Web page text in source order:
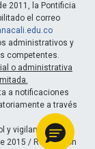
2011, la Pontificia
el correo
administrativos y
competentes.
o administrativa
a notificaciones
a través
y vigilancia por el
2015 / Resolución